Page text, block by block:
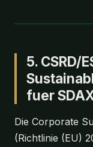
5. CSRD/
fuer
Die Corporate
(Richtlinie (EU)